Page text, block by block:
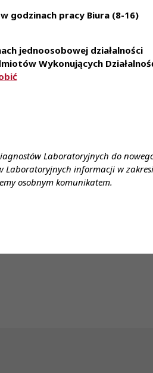
godzinach pracy Biura (8-16)
jednoosobowej działalności
Wykonujących
Laboratoryjnych do
Laboratoryjnych informacji w
osobnym komunikatem.
zawodowego
sekretariat@fryda.pl. W